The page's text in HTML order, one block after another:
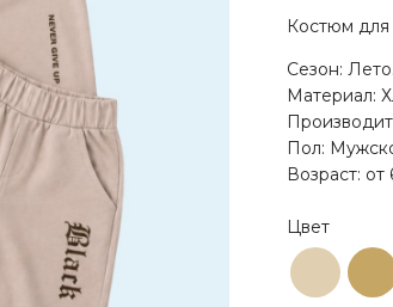
Костюм для
Сезон: Лето.
Материал:
Пол:
Возраст: от